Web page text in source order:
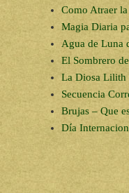
Como Atraer
Magia Diaria
Agua de Luna
El Sombrero
La Diosa Lilith
Secuencia
Brujas – Que
Día